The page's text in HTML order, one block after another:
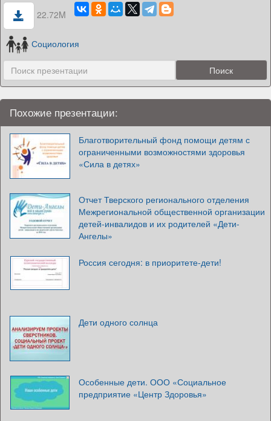
22.72M
Социология
Похожие презентации:
Благотворительный фонд помощи детям с
ограниченными возможностями здоровья
«Сила в детях»
Отчет Тверского регионального отделения
Межрегиональной общественной организации
детей-инвалидов и их родителей «Дети-
Ангелы»
Россия сегодня: в приоритете-дети!
Дети одного солнца
Особенные дети. ООО «Социальное
предприятие «Центр Здоровья»